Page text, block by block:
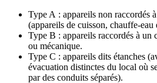
Type A : appareils non raccordés
(appareils de cuisson, chauffe-
Type B : appareils raccordés à un
ou mécanique.
Type C : appareils dits étanches
évacuation distinctes du local où
par des conduits séparés).